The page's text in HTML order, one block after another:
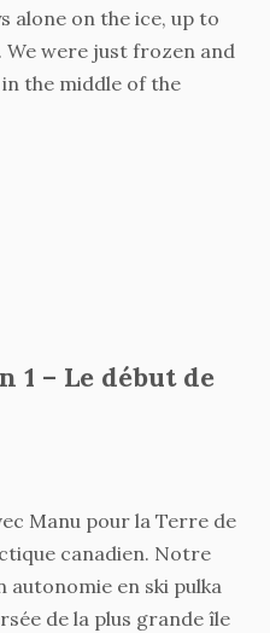
alone on the ice, up to
We were just frozen and
the middle of the
1 – Le début de
Manu pour la Terre de
canadien. Notre
autonomie en ski pulka
de la plus grande île